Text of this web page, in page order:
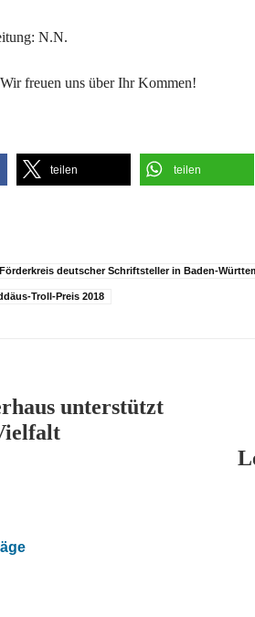
N.N.
freuen uns über Ihr Kommen!
teilen teilen
Förderkreis deutscher Schriftsteller in Baden-
Troll-Preis 2018
unterstützt